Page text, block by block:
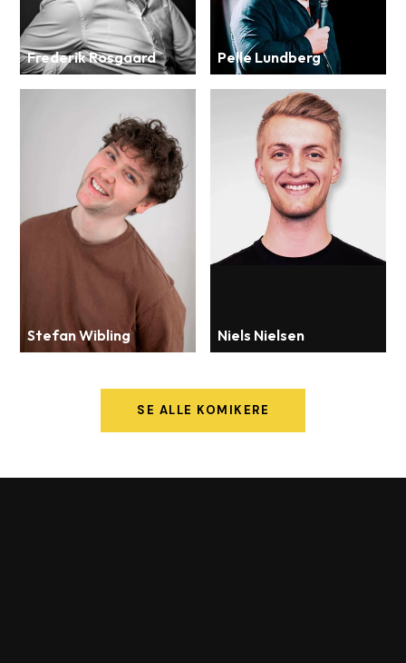
Frederik Rosgaard Pelle Lundberg
Stefan Wibling Niels Nielsen
SE ALLE KOMIKERE